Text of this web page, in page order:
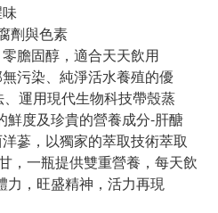
劑與色素
膽固醇，適合天天飲用
污染、純淨活水養殖的優
運用現代生物科技帶殼蒸
鮮度及珍貴的營養成分-肝醣
蔘，以獨家的萃取技術萃取
，一瓶提供雙重營養，每天飲
力，旺盛精神，活力再現